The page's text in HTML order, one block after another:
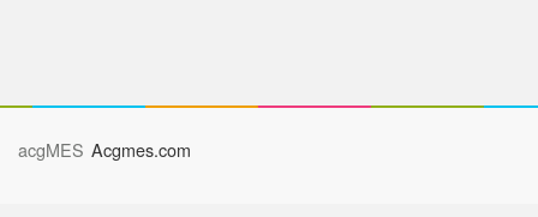
acgMES Acgmes.com